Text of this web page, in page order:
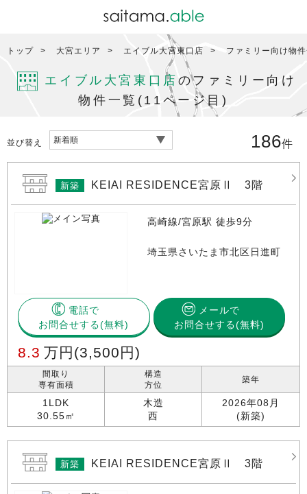
トップ 大宮エリア エイブル大宮東口店 ファミリー向け物
エイブル大宮東口店 のファミリー向け
物件一覧(11ページ目)
並び替え 186件
新築 KEIAI RESIDENCE宮原Ⅱ 3階
高崎線/宮原駅 徒歩9分
埼玉県さいたま市北区日進町
電話で
お問合せする
メールで
お問合せする(無料)
8.3 万円 (3,500円)
間取り
専有面積
1LDK
30.55㎡
構造
方位
木造
西
築年
2026年08月
(新築)
新築 KEIAI RESIDENCE宮原Ⅱ 3階